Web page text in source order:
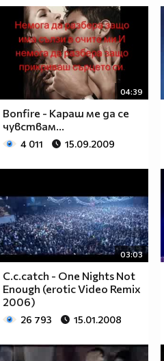
04:39
Bonfire - Караш ме да се
чувствам...
4 011 15.09.2009
03:03
C.c.catch - One Nights Not
Enough (erotic Video Remix
2006)
26 793 15.01.2008